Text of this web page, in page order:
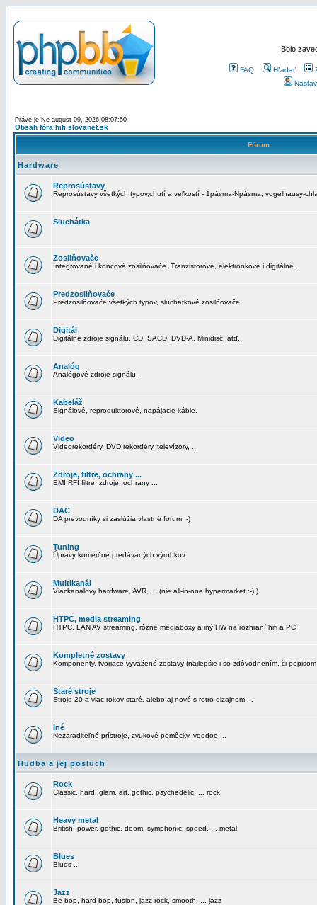
Bolo
FAQ Hľadať
Práve je Ne august 09, 2026 08:07:50
Obsah fóra hifi.slovanet.sk
Fórum
Hardware
Reprosústavy
Reprosústavy všetkých typov,chutí a veľkostí - 1pásma-Npásma, vogelhausy-
Sluchátka
Zosilňovače
Integrované i koncové zosilňovače. Tranzistorové, elektrónkové i digitálne.
Predzosilňovače
Predzosilňovače všetkých typov, sluchátkové zosilňovače.
Digitál
Digitálne zdroje signálu. CD, SACD, DVD-A, Minidisc, atď...
Analóg
Analógové zdroje signálu.
Kabeláž
Signálové, reproduktorové, napájacie káble.
Video
Videorekordéry, DVD rekordéry, televízory, ...
Zdroje, filtre, ochrany ...
EMI,RFI filtre, zdroje, ochrany ...
DAC
DA prevodníky si zaslúžia vlastné forum :-)
Tuning
Úpravy komerčne predávaných výrobkov.
Multikanál
Viackanálovy hardware, AVR, ... (nie all-in-one hypermarket :-) )
HTPC, media streaming
HTPC, LAN AV streaming, rôzne mediaboxy a iný HW na rozhraní hifi a PC
Kompletné zostavy
Komponenty, tvoriace vyvážené zostavy (najlepšie i so zdôvodnením, či
Staré stroje
Stroje 20 a viac rokov staré, alebo aj nové s retro dizajnom ...
Iné
Nezaraditeľné prístroje, zvukové pomôcky, voodoo ...
Hudba a jej posluch
Rock
Classic, hard, glam, art, gothic, psychedelic, ... rock
Heavy metal
British, power, gothic, doom, symphonic, speed, ... metal
Blues
Blues ...
Jazz
Be-bop, hard-bop, fusion, jazz-rock, smooth, ... jazz